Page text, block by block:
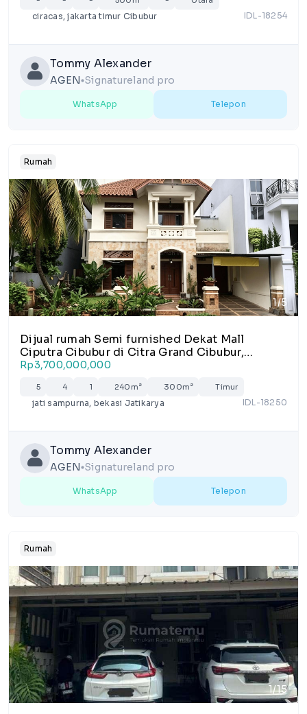
ciracas, jakarta timur Cibubur IDL-18254
Tommy Alexander
AGEN lens Signatureland pro
WhatsApp Telepon
Rumah
1/5
Dijual rumah Semi furnished Dekat Mall
Ciputra Cibubur di Citra Grand Cibubur,
Jatikarya, Jatisampurna
Rp3,700,000,000
5 4 1 240m² 300m² Timur
jati sampurna, bekasi Jatikarya IDL-18250
Tommy Alexander
AGEN lens Signatureland pro
WhatsApp Telepon
Rumah
1/15